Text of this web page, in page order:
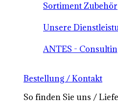
Sortiment Zubehör
Unsere
ANTES -
Bestellung / Kontakt
So finden Sie uns /